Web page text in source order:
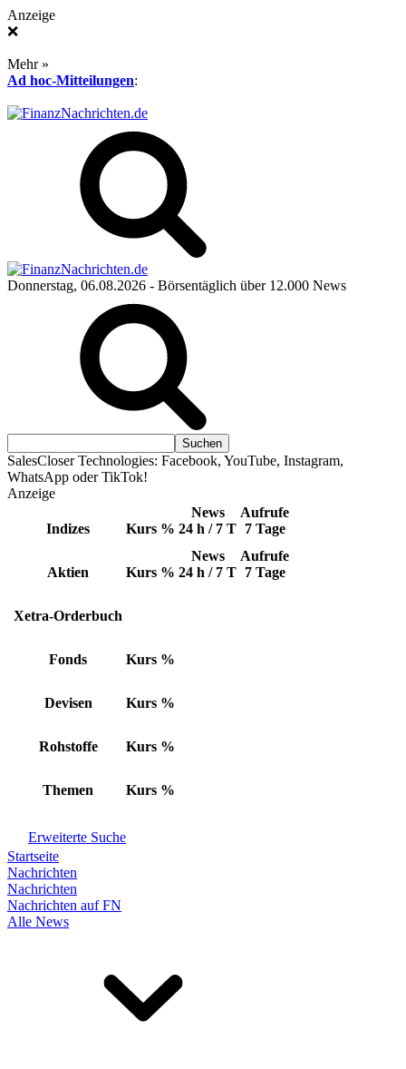
Anzeige
❌
Mehr »
Ad hoc-Mitteilungen:
Donnerstag, 06.08.2026 - Börsentäglich über 12.000 News
SalesCloser Technologies: Facebook, YouTube, Instagram,
WhatsApp oder TikTok!
Anzeige
Indizes Kurs %
News
24 h / 7 T
Aufrufe
7 Tage
Aktien Kurs %
News
24 h / 7 T
Aufrufe
7 Tage
Xetra-Orderbuch
Fonds Kurs %
Devisen Kurs %
Rohstoffe Kurs %
Themen Kurs %
Erweiterte Suche
Startseite
Nachrichten
Nachrichten
Nachrichten auf FN
Alle News